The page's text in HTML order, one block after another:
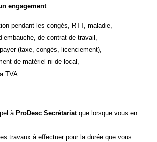
engagement
pendant les congés, RTT, maladie,
de contrat de travail,
(taxe, congés, licenciement),
de matériel ni de local,
TVA.
à ProDesc Secrétariatque lorsque vous en
travaux à effectuer pour la durée que vous